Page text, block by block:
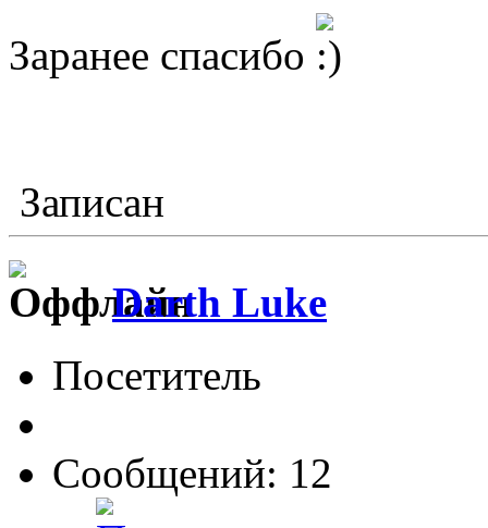
Заранее спасибо
Записан
Darth Luke
Посетитель
Сообщений: 12